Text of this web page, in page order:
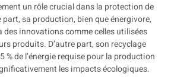
un rôle crucial dans la protection de
part, sa production, bien que énergivore,
des innovations comme celles utilisées
produits. D’autre part, son recyclage
% de l’énergie requise pour la production
les impacts écologiques.